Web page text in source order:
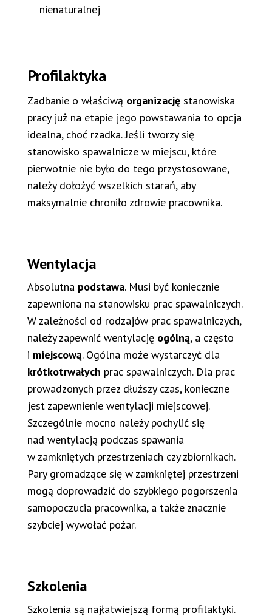
Profilaktyka
Zadbanie o właściwą organizację stanowiska
pracy już na etapie jego powstawania to opcja
idealna, choć rzadka. Jeśli tworzy się
stanowisko spawalnicze w miejscu, które
pierwotnie nie było do tego przystosowane,
należy dołożyć wszelkich starań, aby
maksymalnie chroniło zdrowie pracownika.
Wentylacja
Absolutna podstawa. Musi być koniecznie
zapewniona na stanowisku prac spawalniczych.
W zależności od rodzajów prac spawalniczych,
należy zapewnić wentylację ogólną, a często
i miejscową. Ogólna może wystarczyć dla
krótkotrwałych prac spawalniczych. Dla prac
prowadzonych przez dłuższy czas, konieczne
jest zapewnienie wentylacji miejscowej.
Szczególnie mocno należy pochylić się
nad wentylacją podczas spawania
w zamkniętych przestrzeniach czy zbiornikach.
Pary gromadzące się w zamkniętej przestrzeni
mogą doprowadzić do szybkiego pogorszenia
samopoczucia pracownika, a także znacznie
szybciej wywołać pożar.
Szkolenia
Szkolenia są najłatwiejszą formą profilaktyki.